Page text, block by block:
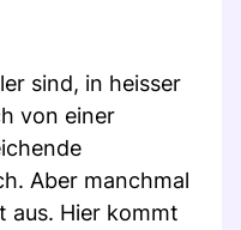
sind, in heisser
von einer
Aber manchmal
aus. Hier kommt